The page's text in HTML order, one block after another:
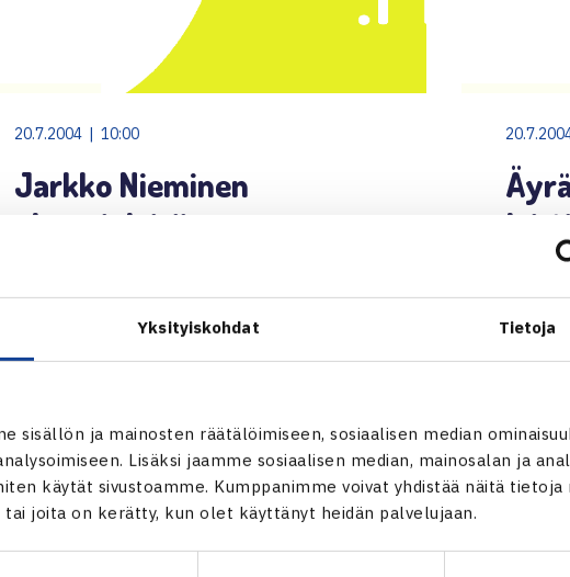
Yksityiskohdat Tietoja
sisällön ja mainosten räätälöimiseen, sosiaalisen median
Lisäksi jaamme sosiaalisen median, mainosalan ja
käytät sivustoamme. Kumppanimme voivat yhdistää näitä tietoja
joita on kerätty, kun olet käyttänyt heidän palvelujaan.
20.7.2004 | 10:00
Jarkko Nieminen
olympialaisiin
LUE LISÄÄ → LUE